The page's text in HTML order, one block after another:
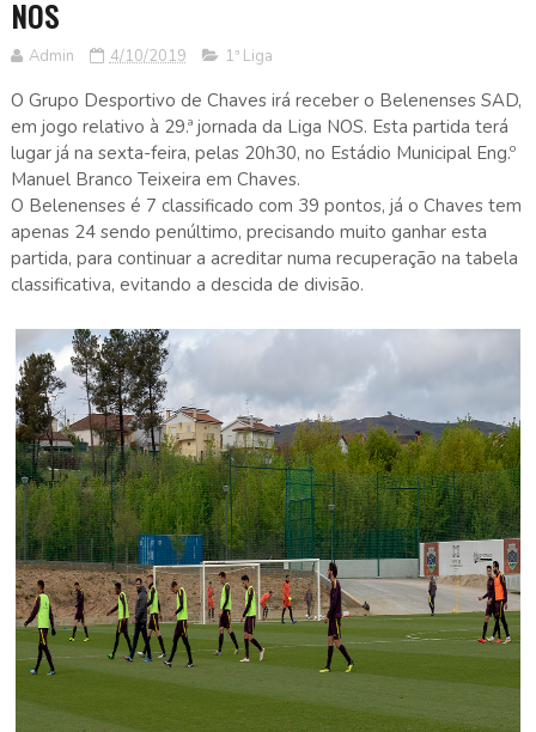
NOS
Admin 4/10/2019 1ª Liga
O Grupo Desportivo de Chaves irá receber o Belenenses SAD,
em jogo relativo à 29.ª jornada da Liga NOS. Esta partida terá
lugar já na sexta-feira, pelas 20h30, no Estádio Municipal Eng.º
Manuel Branco Teixeira em Chaves.
O Belenenses é 7 classificado com 39 pontos, já o Chaves tem
apenas 24 sendo penúltimo, precisando muito ganhar esta
partida, para continuar a acreditar numa recuperação na tabela
classificativa, evitando a descida de divisão.